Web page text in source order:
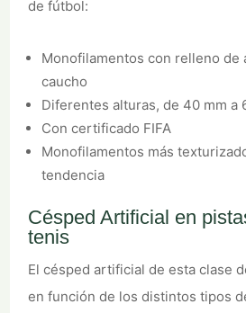
de fútbol:
Monofilamentos con relleno de
caucho
Diferentes alturas, de 40 mm a
Con certificado FIFA
Monofilamentos más
tendencia
Césped Artificial en
tenis
El césped artificial de esta clase
en función de los distintos tipos